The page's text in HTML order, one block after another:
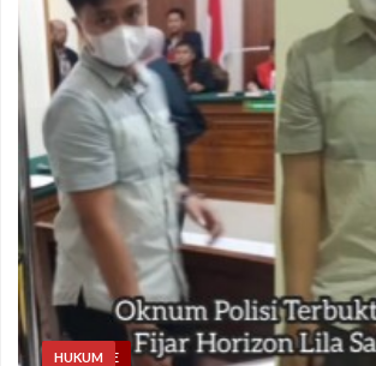
HEADLINE
HUKUM